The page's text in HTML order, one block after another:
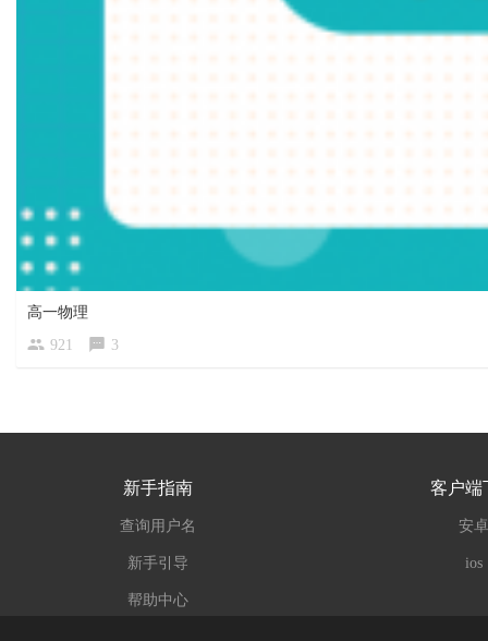
高一物理
921
3
新手指南 客户端
查询用户名 安卓
新手引导 ios
帮助中心